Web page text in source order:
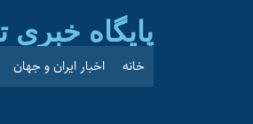
پایگاه خبری
خانه اخبار ایران و جهان